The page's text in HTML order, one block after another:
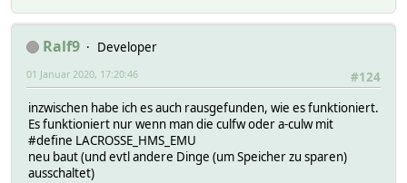
Ralf9
Developer
#124
01 Januar 2020, 17:20:46
inzwischen habe ich es auch rausgefunden, wie es funktioniert.
Es funktioniert nur wenn man die culfw oder a-culw mit
#define LACROSSE_HMS_EMU
neu baut (und evtl andere Dinge (um Speicher zu sparen)
ausschaltet)